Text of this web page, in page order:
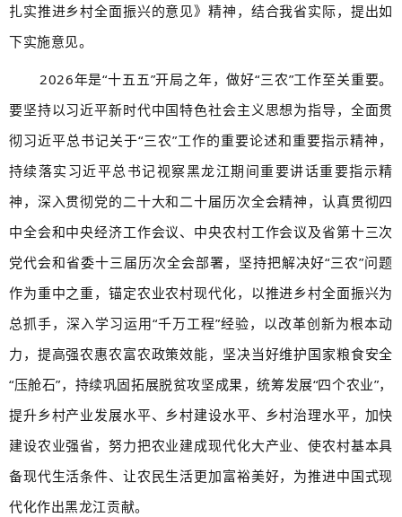
扎实推进乡村全面振兴的意见》精神，结合我省实际，提出如
下实施意见。
2026年是“十五五”开局之年，做好“三农”工作至关重要。
要坚持以习近平新时代中国特色社会主义思想为指导，全面贯
彻习近平总书记关于“三农”工作的重要论述和重要指示精神，
持续落实习近平总书记视察黑龙江期间重要讲话重要指示精
神，深入贯彻党的二十大和二十届历次全会精神，认真贯彻四
中全会和中央经济工作会议、中央农村工作会议及省第十三次
党代会和省委十三届历次全会部署，坚持把解决好“三农”问题
作为重中之重，锚定农业农村现代化，以推进乡村全面振兴为
总抓手，深入学习运用“千万工程”经验，以改革创新为根本动
力，提高强农惠农富农政策效能，坚决当好维护国家粮食安全
“压舱石”，持续巩固拓展脱贫攻坚成果，统筹发展“四个农业”，
提升乡村产业发展水平、乡村建设水平、乡村治理水平，加快
建设农业强省，努力把农业建成现代化大产业、使农村基本具
备现代生活条件、让农民生活更加富裕美好，为推进中国式现
代化作出黑龙江贡献。